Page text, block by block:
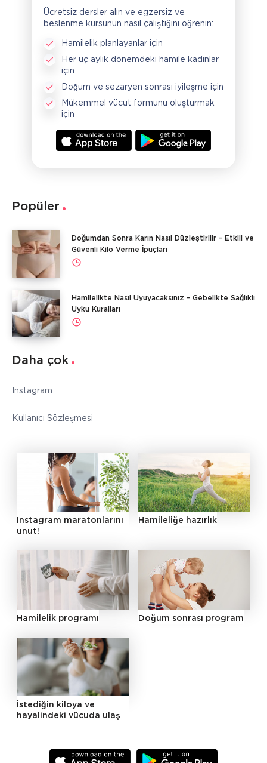
Ücretsiz dersler alın ve egzersiz ve
beslenme kursunun nasıl çalıştığını öğrenin:
Hamilelik planlayanlar için
Her üç aylık dönemdeki hamile kadınlar
için
Doğum ve sezaryen sonrası iyileşme için
Mükemmel vücut formunu oluşturmak
için
Popüler
Doğumdan Sonra Karın Nasıl Düzleştirilir - Etkili ve
Güvenli Kilo Verme İpuçları
Hamilelikte Nasıl Uyuyacaksınız - Gebelikte Sağlıklı
Uyku Kuralları
Daha çok
Instagram
Kullanıcı Sözleşmesi
Instagram maratonlarını
unut!
Hamileliğe hazırlık
Hamilelik programı Doğum sonrası program
İstediğin kiloya ve
hayalindeki vücuda ulaş